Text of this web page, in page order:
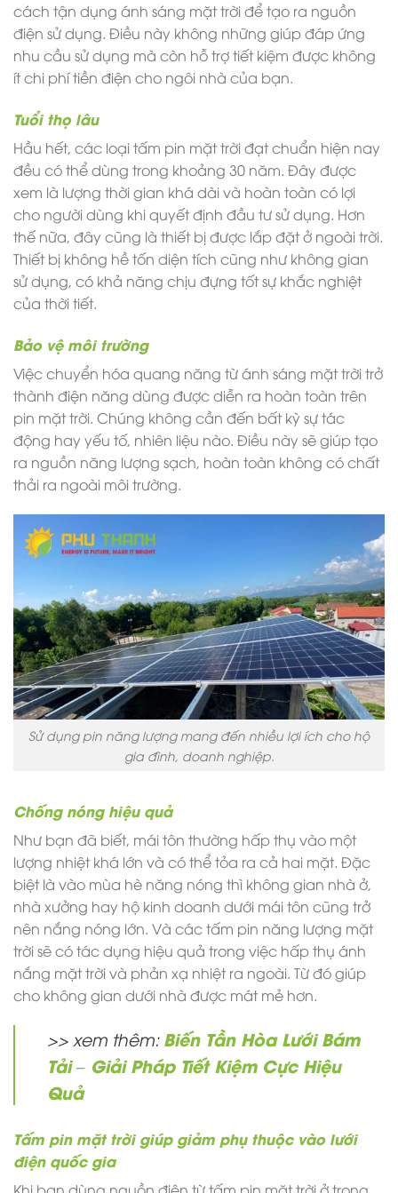
cách tận dụng ánh sáng mặt trời để tạo ra nguồn
điện sử dụng. Điều này không những giúp đáp ứng
nhu cầu sử dụng mà còn hỗ trợ tiết kiệm được không
ít chi phí tiền điện cho ngôi nhà của bạn.
Tuổi thọ lâu
Hầu hết, các loại tấm pin mặt trời đạt chuẩn hiện nay
đều có thể dùng trong khoảng 30 năm. Đây được
xem là lượng thời gian khá dài và hoàn toàn có lợi
cho người dùng khi quyết định đầu tư sử dụng. Hơn
thế nữa, đây cũng là thiết bị được lắp đặt ở ngoài trời.
Thiết bị không hề tốn diện tích cũng như không gian
sử dụng, có khả năng chịu đựng tốt sự khắc nghiệt
của thời tiết.
Bảo vệ môi trường
Việc chuyển hóa quang năng từ ánh sáng mặt trời trở
thành điện năng dùng được diễn ra hoàn toàn trên
pin mặt trời. Chúng không cần đến bất kỳ sự tác
động hay yếu tố, nhiên liệu nào. Điều này sẽ giúp tạo
ra nguồn năng lượng sạch, hoàn toàn không có chất
thải ra ngoài môi trường.
Sử dụng pin năng lượng mang đến nhiều lợi ích cho hộ
gia đình, doanh nghiệp.
Chống nóng hiệu quả
Như bạn đã biết, mái tôn thường hấp thụ vào một
lượng nhiệt khá lớn và có thể tỏa ra cả hai mặt. Đặc
biệt là vào mùa hè năng nóng thì không gian nhà ở,
nhà xưởng hay hộ kinh doanh dưới mái tôn cũng trở
nên nắng nóng lớn. Và cáctấm pin năng lượng mặt
trời sẽ có tác dụng hiệu quả trong việc hấp thụ ánh
nắng mặt trời và phản xạ nhiệt ra ngoài. Từ đó giúp
cho không gian dưới nhà được mát mẻ hơn.
>> xem thêm:Biến Tần Hòa Lưới Bám
Tải – Giải Pháp Tiết Kiệm Cực Hiệu
Quả
Tấm pin mặt trời giúp giảm phụ thuộc vào lưới
điện quốc gia